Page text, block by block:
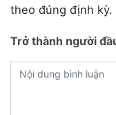
theo đúng định kỳ.
Trở thành người